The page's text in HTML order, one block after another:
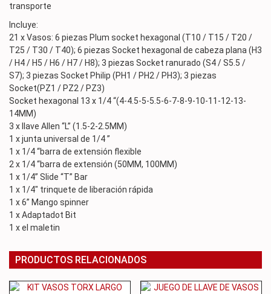
transporte
Incluye:
21 x Vasos: 6 piezas Plum socket hexagonal (T10 / T15 / T20 /
T25 / T30 / T40); 6 piezas Socket hexagonal de cabeza plana (H3
/ H4 / H5 / H6 / H7 / H8); 3 piezas Socket ranurado (S4 / S5.5 /
S7); 3 piezas Socket Philip (PH1 / PH2 / PH3); 3 piezas
Socket(PZ1 / PZ2 / PZ3)
Socket hexagonal 13 x 1/4 “(4-4.5-5-5.5-6-7-8-9-10-11-12-13-
14MM)
3 x llave Allen “L” (1.5-2-2.5MM)
1 x junta universal de 1/4 ”
1 x 1/4 “barra de extensión flexible
2 x 1/4 “barra de extensión (50MM, 100MM)
1 x 1/4” Slide “T” Bar
1 x 1/4″ trinquete de liberación rápida
1 x 6” Mango spinner
1 x Adaptadot Bit
1 x el maletin
PRODUCTOS RELACIONADOS